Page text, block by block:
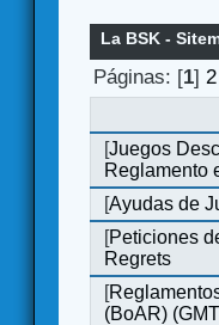
La BSK -
Páginas: [1]2
[Juegos
Reglamento
[Ayudas de
[Peticiones
Regrets
[
(BoAR)